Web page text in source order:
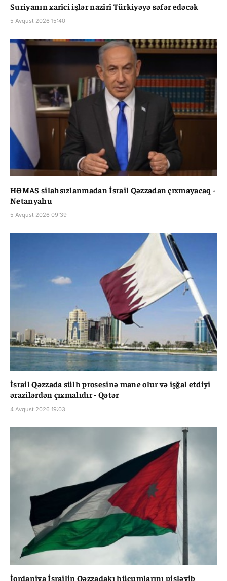
Suriyanın xarici işlər naziri Türkiyəyə səfər edəcək
5 Avqust 2026 15:40
HƏMAS silahsızlanmadan İsrail Qəzzadan çıxmayacaq -
Netanyahu
5 Avqust 2026 09:39
İsrail Qəzzada sülh prosesinə mane olur və işğal etdiyi
ərazilərdən çıxmalıdır - Qətər
4 Avqust 2026 19:03
İordaniya İsrailin Qəzzadakı hücumlarını pisləyib